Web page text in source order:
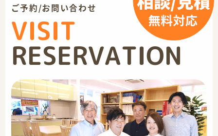
ご予約/お問い合わせ
VISIT
RESERVATION